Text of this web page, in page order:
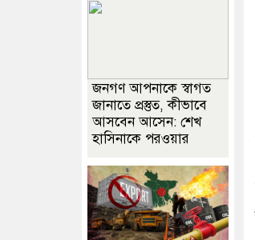
জনগণ আপনাকে স্বাগত
জানাতে প্রস্তুত, কীভাবে
আসবেন আসেন: শেখ
হাসিনাকে পরওয়ার